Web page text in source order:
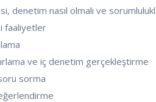
denetim nasıl olmalı ve
faaliyetler
ve iç denetim gerçekleştirme
sorma